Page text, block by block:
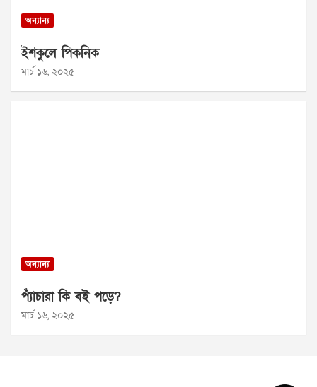
অন্যান্য
ইশকুলে পিকনিক
মার্চ ১৬, ২০২৫
অন্যান্য
প্যাঁচারা কি বই পড়ে?
মার্চ ১৬, ২০২৫